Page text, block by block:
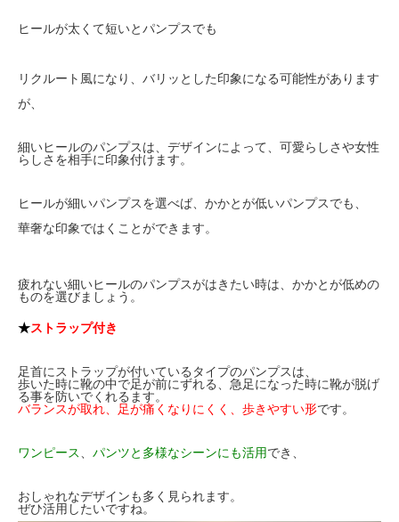
ヒールが太くて短いとパンプスでも
リクルート風になり、バリッとした印象になる可能性があります
が、
細いヒールのパンプスは、デザインによって、可愛らしさや女性
らしさを相手に印象付けます。
ヒールが細いパンプスを選べば、かかとが低いパンプスでも、
華奢な印象ではくことができます。
疲れない細いヒールのパンプスがはきたい時は、かかとが低めの
ものを選びましょう。
★ストラップ付き
足首にストラップが付いているタイプのパンプスは、
歩いた時に靴の中で足が前にずれる、急足になった時に靴が脱げ
る事を防いでくれるます。
バランスが取れ、足が痛くなりにくく、歩きやすい形です。
ワンピース パンツと多様なシーンにも活用でき、
おしゃれなデザインも多く見られます。
ぜひ活用したいですね。